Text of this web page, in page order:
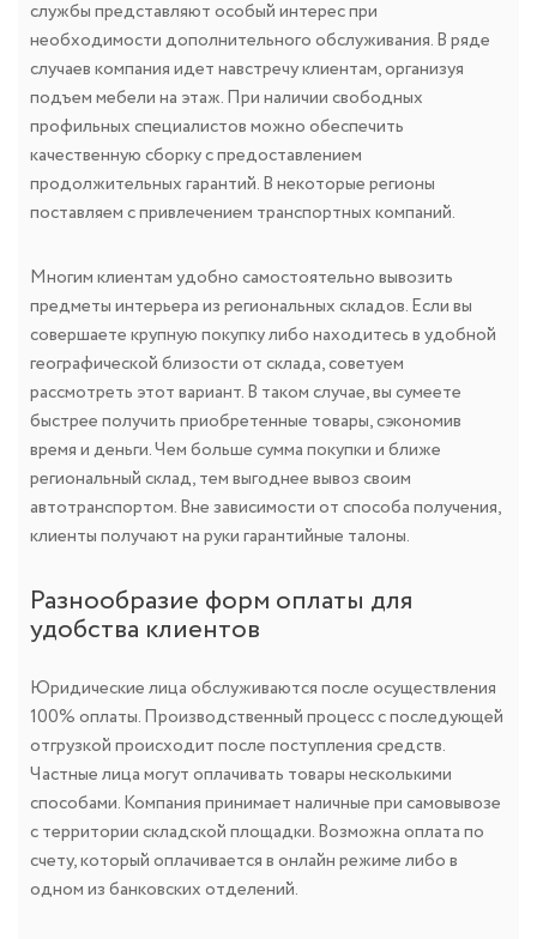
службы представляют особый интерес при
необходимости дополнительного обслуживания. В ряде
случаев компания идет навстречу клиентам, организуя
подъем мебели на этаж. При наличии свободных
профильных специалистов можно обеспечить
качественную сборку с предоставлением
продолжительных гарантий. В некоторые регионы
поставляем с привлечением транспортных компаний.
Многим клиентам удобно самостоятельно вывозить
предметы интерьера из региональных складов. Если вы
совершаете крупную покупку либо находитесь в удобной
географической близости от склада, советуем
рассмотреть этот вариант. В таком случае, вы сумеете
быстрее получить приобретенные товары, сэкономив
время и деньги. Чем больше сумма покупки и ближе
региональный склад, тем выгоднее вывоз своим
автотранспортом. Вне зависимости от способа получения,
клиенты получают на руки гарантийные талоны.
Разнообразие форм оплаты для
удобства клиентов
Юридические лица обслуживаются после осуществления
100% оплаты. Производственный процесс с последующей
отгрузкой происходит после поступления средств.
Частные лица могут оплачивать товары несколькими
способами. Компания принимает наличные при самовывозе
с территории складской площадки. Возможна оплата по
счету, который оплачивается в онлайн режиме либо в
одном из банковских отделений.